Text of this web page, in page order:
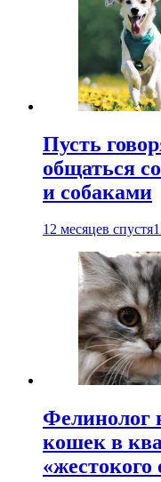
Пусть
общаться
и собаками
12 месяцев спустя
Фелинолог
кошек в